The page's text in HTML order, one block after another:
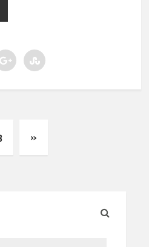
»